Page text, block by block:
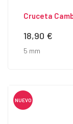
Cruceta
Precio
18,90 €
5 mm
NUEVO